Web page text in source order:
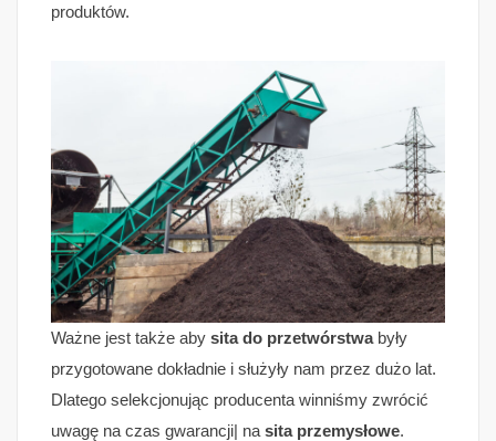
produktów.
Ważne jest także aby sita do przetwórstwabyły
przygotowane dokładnie i służyły nam przez dużo lat.
Dlatego selekcjonując producenta winniśmy zwrócić
uwagę na czas gwarancji| na sita przemysłowe.